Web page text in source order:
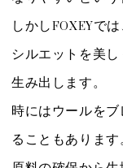
しかしFOXEYで
シルエットを美
生み出します。
時にはウールを
ることもあります。